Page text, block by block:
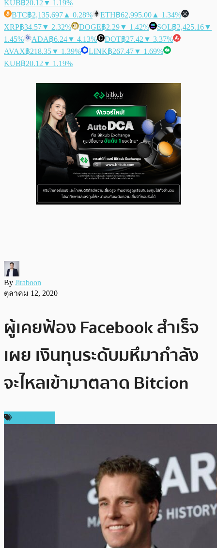
KUB฿20.12 ▼ 1.19%
BTC฿2,135,697 ▲ 0.28% ETH฿62,995.00 ▲ 1.34%
XRP฿34.57▼ 2.32% DOGE฿2.29▼ 1.42% SOL฿2,425.16▼
1.45%
ADA฿6.24▼ 4.13% DOT฿27.42 ▼ 3.37%
AVAX฿218.35▼ 1.39% LINK฿267.47▼ 1.69%
KUB฿20.12 ▼ 1.19%
By Jiraboon
ตุลาคม 12, 2020
ผู้เคยฟ้อง Facebook สำเร็จ
เผย เงินทุนระดับมหึมากำลัง
จะไหลเข้ามาตลาด Bitcion